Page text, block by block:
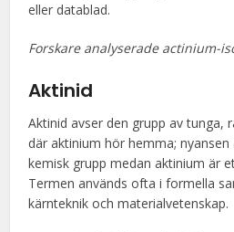
eller datablad.
Forskare analyserade actinium-
Aktinid
Aktinid avser den grupp av tunga,
där aktinium hör hemma;
kemisk grupp medan aktinium är
Termen används ofta i formella
kärnteknik och materialvetenskap.